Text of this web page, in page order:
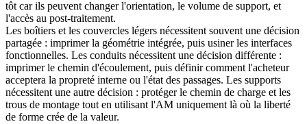
tôt car ils peuvent changer l'orientation, le volume de support, et
l'accès au post-traitement.
Les boîtiers et les couvercles légers nécessitent souvent une décision
partagée : imprimer la géométrie intégrée, puis usiner les interfaces
fonctionnelles. Les conduits nécessitent une décision différente :
imprimer le chemin d'écoulement, puis définir comment l'acheteur
acceptera la propreté interne ou l'état des passages. Les supports
nécessitent une autre décision : protéger le chemin de charge et les
trous de montage tout en utilisant l'AM uniquement là où la liberté
de forme crée de la valeur.